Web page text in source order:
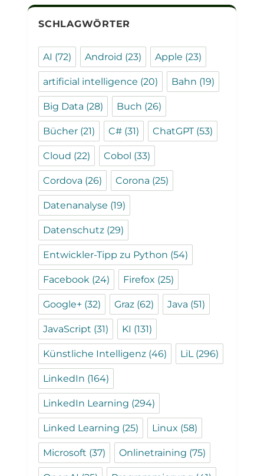
SCHLAGWÖRTER
AI (72) Android (23) Apple (23)
artificial intelligence (20) Bahn (19)
Big Data (28) Buch (26)
Bücher (21) C# (31) ChatGPT(53)
Cloud (22) Cobol (33)
Cordova (26) Corona (25)
Datenanalyse (19)
Datenschutz (29)
Entwickler-Tipp zu Python (54)
Facebook (24) Firefox (25)
Google+ (32) Graz (62) Java (51)
JavaScript (31) KI (131)
Künstliche Intelligenz (46) LiL(296)
LinkedIn (164)
LinkedIn Learning (294)
Linked Learning (25) Linux (58)
Microsoft (37) Onlinetraining (75)